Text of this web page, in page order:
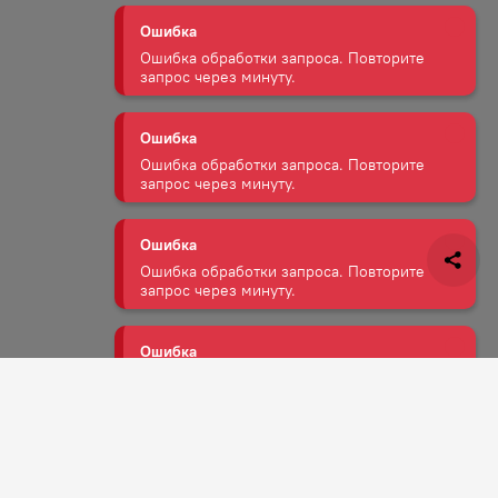
Ошибка обработки запроса. Повторите
запрос через минуту.
Ошибка
Ошибка обработки запроса. Повторите
запрос через минуту.
Ошибка
Ошибка обработки запроса. Повторите
запрос через минуту.
Ошибка
Ошибка обработки запроса. Повторите
запрос через минуту.